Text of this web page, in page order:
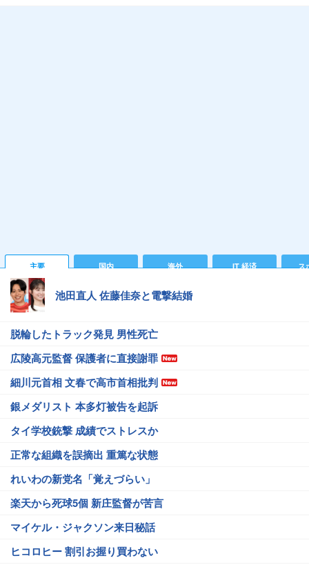
主要 国内 海外 IT 経済 ス
池田直人 佐藤佳奈と電撃結婚
脱輪したトラック発見 男性死亡
広陵高元監督 保護者に直接謝罪
細川元首相 文春で高市首相批判
銀メダリスト 本多灯被告を起訴
タイ学校銃撃 成績でストレスか
正常な組織を誤摘出 重篤な状態
れいわの新党名「覚えづらい」
楽天から死球5個 新庄監督が苦言
マイケル・ジャクソン来日秘話
ヒコロヒー 割引お握り買わない